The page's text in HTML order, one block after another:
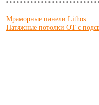
Мраморные панели Lithos
Натяжные потолки OT с